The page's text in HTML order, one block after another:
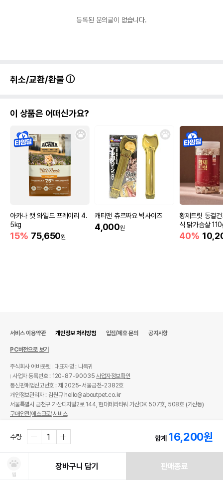
등록된 문의글이 없습니다.
취소/교환/환불
이 상품은 어떠신가요?
아카나 캣 와일드 프레이리 4.
5kg
15% 75,650원
캐티맨 츄르짜요 빅사이즈
4,000원
황제트릿 동결
식 닭가슴살
40%
수량 합계 16,200원
찜
장바구니 담기 판매종료
서비스 이용약관 개인정보 처리방침 입점/제휴 문의 공지사항
PC버전으로 보기
주식회사 어바웃펫
대표자명 : 나옥귀
사업자 등록번호 : 120-87-90035사업자정보확인
통신판매업신고번호 : 제 2025-서울금천-2382호
개인정보관리자 : 김원규 hello@aboutpet.co.kr
서울특별시 금천구 가산디지털2로 144, 현대테라타워 가산DK 507호, 508호 (가산동)
구매안전(에스크로)서비스